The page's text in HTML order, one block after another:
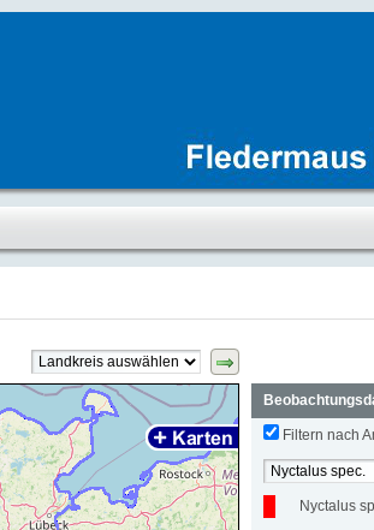
Filtern nach
Nyctalus